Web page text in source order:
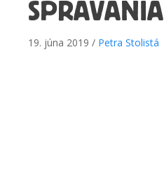
SPRÁVANIA
19. júna 2019 / Petra Stolistá